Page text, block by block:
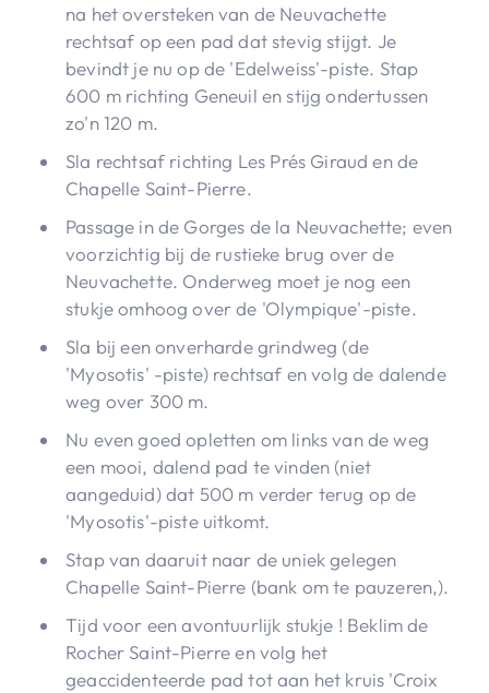
na het oversteken van de Neuvachette
rechtsaf op een pad dat stevig stijgt. Je
bevindt je nu op de 'Edelweiss'-piste. Stap
600 m richting Geneuil en stijg ondertussen
zo'n 120 m.
Sla rechtsaf richting Les Prés Giraud en de
Chapelle Saint-Pierre.
Passage in de Gorges de la Neuvachette; even
voorzichtig bij de rustieke brug over de
Neuvachette. Onderweg moet je nog een
stukje omhoog over de 'Olympique'-piste.
Sla bij een onverharde grindweg (de
'Myosotis' -piste) rechtsaf en volg de dalende
weg over 300 m.
Nu even goed opletten om links van de weg
een mooi, dalend pad te vinden (niet
aangeduid) dat 500 m verder terug op de
'Myosotis'-piste uitkomt.
Stap van daaruit naar de uniek gelegen
Chapelle Saint-Pierre (bank om te pauzeren,).
Tijd voor een avontuurlijk stukje ! Beklim de
Rocher Saint-Pierre en volg het
geaccidenteerde pad tot aan het kruis 'Croix